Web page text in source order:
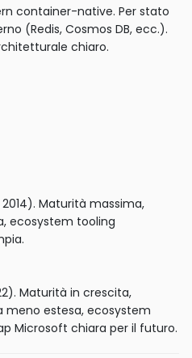
container-native. Per stato
(Redis, Cosmos DB, ecc.).
chiaro.
2014). Maturità massima,
ecosystem tooling
Maturità in crescita,
estesa, ecosystem
Microsoft chiara per il futuro.